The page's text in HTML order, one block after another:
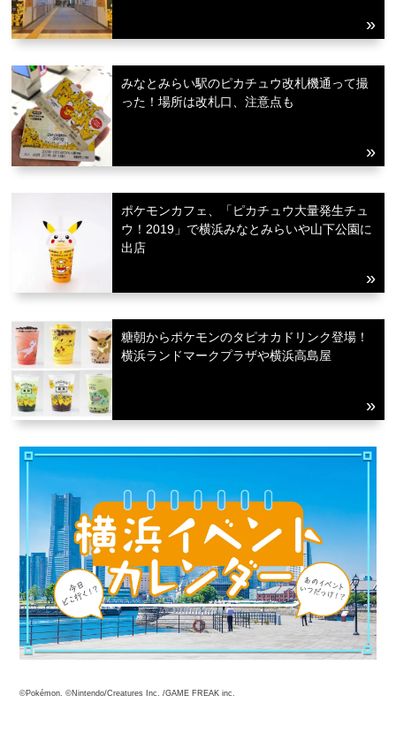
みなとみらい駅のピカチュウ改札機通って撮
った！場所は改札口、注意点も
ポケモンカフェ、「ピカチュウ大量発生チュ
ウ！2019」で横浜みなとみらいや山下公園に
出店
糖朝からポケモンのタピオカドリンク登場！
横浜ランドマークプラザや横浜高島屋
©Pokémon. ©Nintendo/Creatures Inc. /GAME FREAK inc.
観光ガイド